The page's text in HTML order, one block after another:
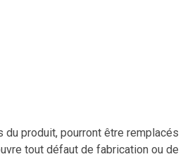
du produit, pourront être remplacés
tout défaut de fabrication ou de